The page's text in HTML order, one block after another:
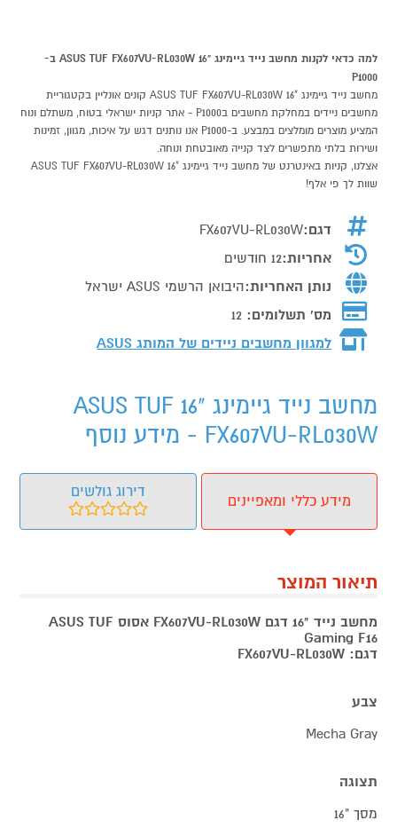
למה כדאי לקנות מחשב נייד גיימינג "16 ASUS TUF FX607VU-RL030W ב-
P1000
מחשב נייד גיימינג "16 ASUS TUF FX607VU-RL030W קונים אונליין בקטגוריית
מחשבים ניידים במחלקת מחשבים בP1000 - אתר קניות ישראלי בטוח, משתלם ונוח
המציע מוצרים מומלצים במבצע. ב-P1000 אנו נותנים דגש על איכות, מגוון, זמינות
ושירות בלתי מתפשרים לצד קנייה מאובטחת ונוחה.
אצלנו, קניות באינטרנט של מחשב נייד גיימינג "16 ASUS TUF FX607VU-RL030W
שוות לך פי אלף!
דגם:FX607VU-RL030W
אחריות:12 חודשים
נותן האחריות:היבואן הרשמי ASUS ישראל
מס' תשלומים: 12
למגוון מחשבים ניידים של המותג ASUS
מחשב נייד גיימינג "16 ASUS TUF
FX607VU-RL030W - מידע נוסף
מידע כללי ומאפיינים
דירוג גולשים
תיאור המוצר
מחשב נייד "16 דגם FX607VU-RL030W אסוס ASUS TUF
Gaming F16
דגם: FX607VU-RL030W
צבע
Mecha Gray
תצוגה
מסך "16